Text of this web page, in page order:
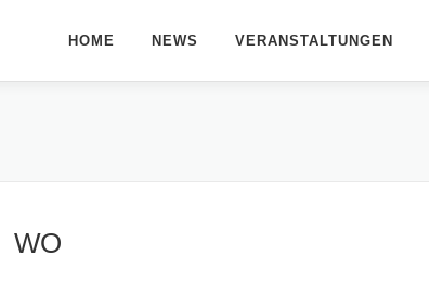
HOME NEWS VERANSTALTUNGEN
WO